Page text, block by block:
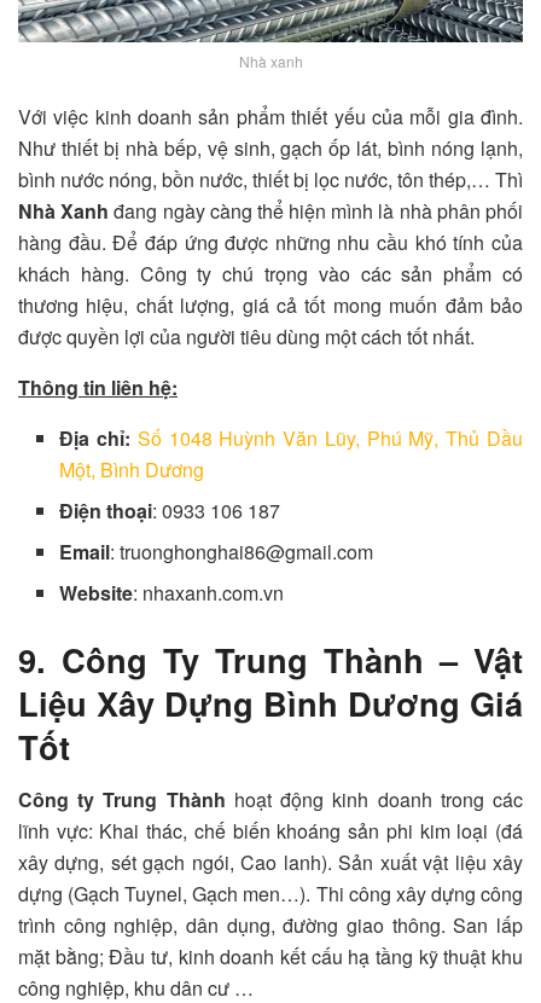
Nhà xanh
Với việc kinh doanh sản phẩm thiết yếu của mỗi gia đình.
Như thiết bị nhà bếp, vệ sinh, gạch ốp lát, bình nóng lạnh,
bình nước nóng, bồn nước, thiết bị lọc nước, tôn thép,… Thì
Nhà Xanh đang ngày càng thể hiện mình là nhà phân phối
hàng đầu. Để đáp ứng được những nhu cầu khó tính của
khách hàng. Công ty chú trọng vào các sản phẩm có
thương hiệu, chất lượng, giá cả tốt mong muốn đảm bảo
được quyền lợi của người tiêu dùng một cách tốt nhất.
Thông tin liên hệ:
Địa chỉ: Số 1048 Huỳnh Văn Lũy, Phú Mỹ, Thủ Dầu
Một, Bình Dương
Điện thoại: 0933 106 187
Email: truonghonghai86@gmail.com
Website: nhaxanh.com.vn
9. Công Ty Trung Thành – Vật
Liệu Xây Dựng Bình Dương Giá
Tốt
Công ty Trung Thành hoạt động kinh doanh trong các
lĩnh vực: Khai thác, chế biến khoáng sản phi kim loại (đá
xây dựng, sét gạch ngói, Cao lanh). Sản xuất vật liệu xây
dựng (Gạch Tuynel, Gạch men…). Thi công xây dựng công
trình công nghiệp, dân dụng, đường giao thông. San lấp
mặt bằng; Đầu tư, kinh doanh kết cấu hạ tầng kỹ thuật khu
công nghiệp, khu dân cư …